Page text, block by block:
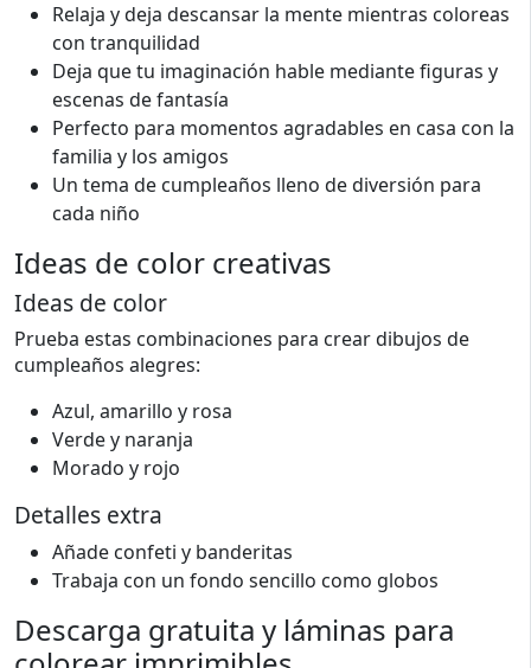
Relaja y deja descansar la mente mientras coloreas
con tranquilidad
Deja que tu imaginación hable mediante figuras y
escenas de fantasía
Perfecto para momentos agradables en casa con la
familia y los amigos
Un tema de cumpleaños lleno de diversión para
cada niño
Ideas de color creativas
Ideas de color
Prueba estas combinaciones para crear dibujos de
cumpleaños alegres:
Azul, amarillo y rosa
Verde y naranja
Morado y rojo
Detalles extra
Añade confeti y banderitas
Trabaja con un fondo sencillo como globos
Descarga gratuita y láminas para